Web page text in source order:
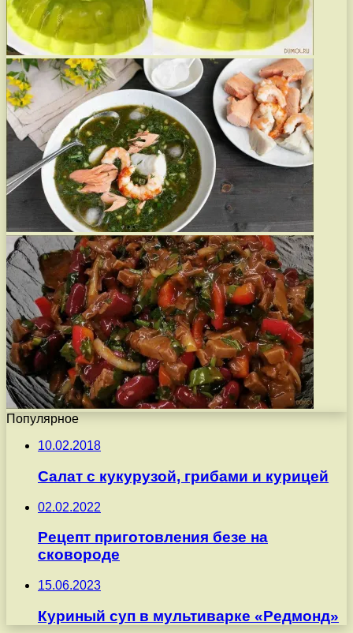
Популярное
10.02.2018
Салат с кукурузой, грибами и курицей
02.02.2022
Рецепт приготовления безе на
сковороде
15.06.2023
Куриный суп в мультиварке «Редмонд»